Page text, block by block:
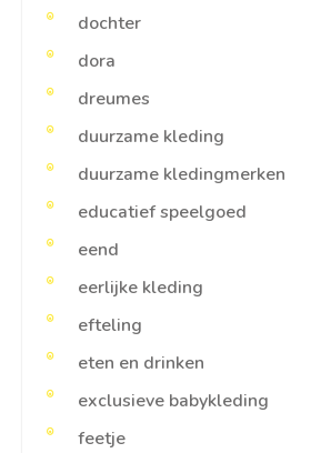
dochter
dora
dreumes
duurzame kleding
duurzame kledingmerken
educatief speelgoed
eend
eerlijke kleding
efteling
eten en drinken
exclusieve babykleding
feetje